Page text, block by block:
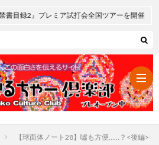
パ
打会全国ツアーを開催
【球面体ノート28】噓も方便……？<後編>